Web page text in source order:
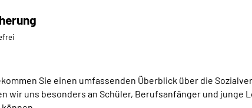
Sie einen umfassenden Überblick über die
wir uns besonders an Schüler, Berufsanfänger und junge